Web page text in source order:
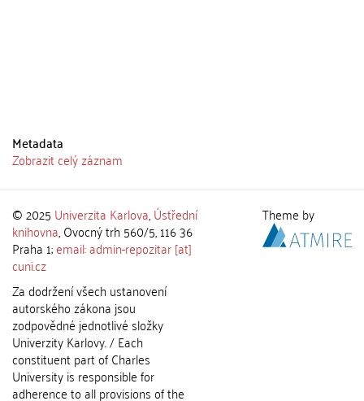
Metadata
Zobrazit celý záznam
© 2025 Univerzita Karlova,Ústřední
knihovna, Ovocný trh 560/5, 116 36
Praha 1;email: admin-repozitar [at]
cuni.cz
Za dodržení všech ustanovení
autorského zákona jsou
zodpovědné jednotlivé složky
Univerzity Karlovy. / Each
constituent part of Charles
University is responsible for
adherence to all provisions of the
Theme by